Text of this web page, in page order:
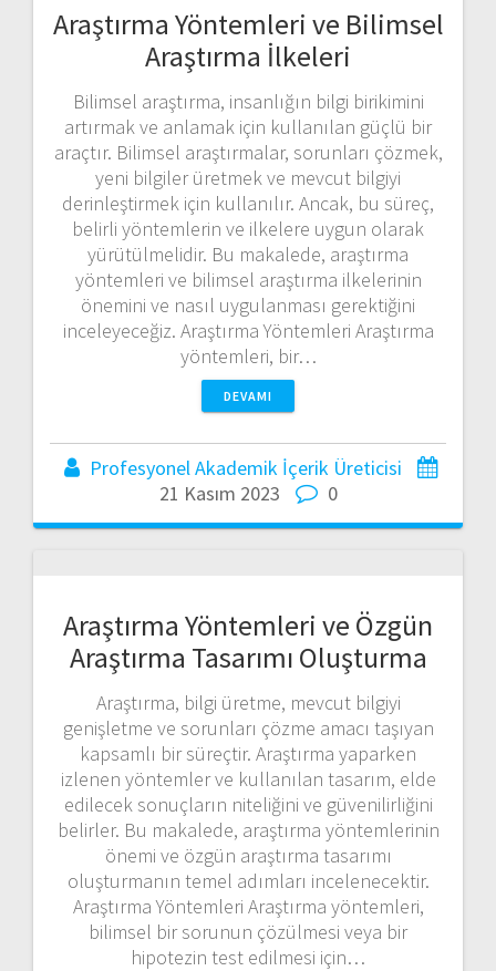
Araştırma Yöntemleri ve Bilimsel
Araştırma İlkeleri
Bilimsel araştırma, insanlığın bilgi birikimini
artırmak ve anlamak için kullanılan güçlü bir
araçtır. Bilimsel araştırmalar, sorunları çözmek,
yeni bilgiler üretmek ve mevcut bilgiyi
derinleştirmek için kullanılır. Ancak, bu süreç,
belirli yöntemlerin ve ilkelere uygun olarak
yürütülmelidir. Bu makalede, araştırma
yöntemleri ve bilimsel araştırma ilkelerinin
önemini ve nasıl uygulanması gerektiğini
inceleyeceğiz. Araştırma Yöntemleri Araştırma
yöntemleri, bir…
DEVAMI
Profesyonel Akademik İçerik Üreticisi
21 Kasım 2023
0
Araştırma Yöntemleri ve Özgün
Araştırma Tasarımı Oluşturma
Araştırma, bilgi üretme, mevcut bilgiyi
genişletme ve sorunları çözme amacı taşıyan
kapsamlı bir süreçtir. Araştırma yaparken
izlenen yöntemler ve kullanılan tasarım, elde
edilecek sonuçların niteliğini ve güvenilirliğini
belirler. Bu makalede, araştırma yöntemlerinin
önemi ve özgün araştırma tasarımı
oluşturmanın temel adımları incelenecektir.
Araştırma Yöntemleri Araştırma yöntemleri,
bilimsel bir sorunun çözülmesi veya bir
hipotezin test edilmesi için…